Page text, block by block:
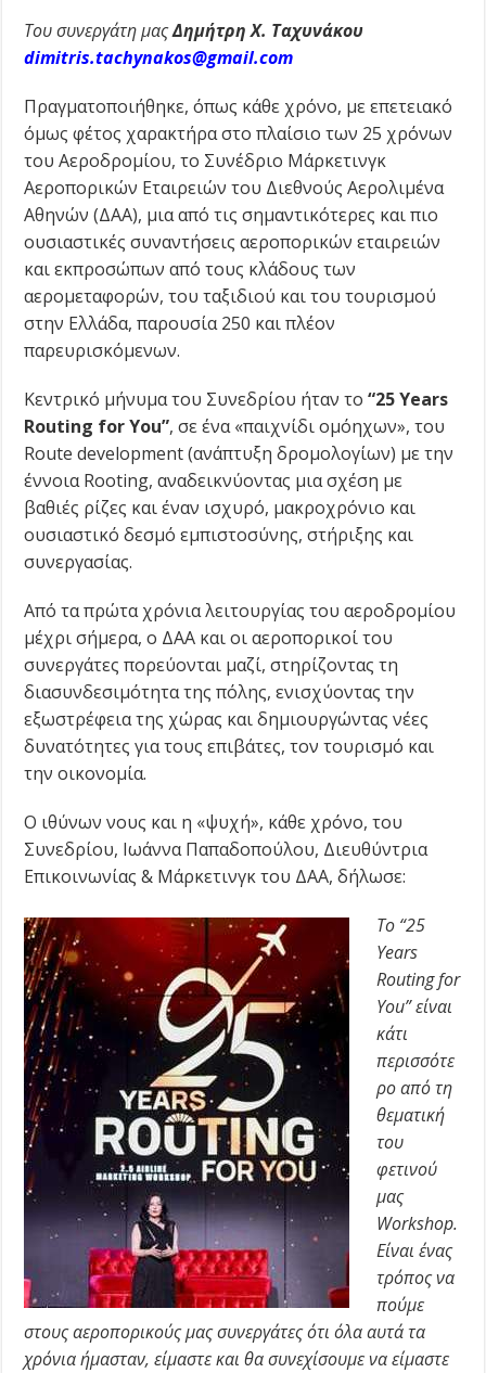
Του συνεργάτη μαςΔημήτρη Χ. Ταχυνάκου
dimitris.tachynakos@gmail.com
Πραγματοποιήθηκε, όπως κάθε χρόνο, με επετειακό
όμως φέτος χαρακτήρα στο πλαίσιο των 25 χρόνων
του Αεροδρομίου, το Συνέδριο Μάρκετινγκ
Αεροπορικών Εταιρειών του Διεθνούς Αερολιμένα
Αθηνών (ΔΑΑ), μια από τις σημαντικότερες και πιο
ουσιαστικές συναντήσεις αεροπορικών εταιρειών
και εκπροσώπων από τους κλάδους των
αερομεταφορών, του ταξιδιού και του τουρισμού
στην Ελλάδα, παρουσία 250 και πλέον
παρευρισκόμενων.
Κεντρικό μήνυμα του Συνεδρίου ήταν το“25Years
Routing forYou”, σε ένα «παιχνίδι ομόηχων», του
Route development (ανάπτυξη δρομολογίων) με την
έννοια Rooting, αναδεικνύοντας μια σχέση με
βαθιές ρίζες και έναν ισχυρό, μακροχρόνιο και
ουσιαστικό δεσμό εμπιστοσύνης, στήριξης και
συνεργασίας.
Από τα πρώτα χρόνια λειτουργίας του αεροδρομίου
μέχρι σήμερα, ο ΔΑΑ και οι αεροπορικοί του
συνεργάτες πορεύονται μαζί, στηρίζοντας τη
διασυνδεσιμότητα της πόλης, ενισχύοντας την
εξωστρέφεια της χώρας και δημιουργώντας νέες
δυνατότητες για τους επιβάτες, τον τουρισμό και
την οικονομία.
Ο ιθύνων νους και η «ψυχή», κάθε χρόνο, του
Συνεδρίου, Ιωάννα Παπαδοπούλου, Διευθύντρια
Επικοινωνίας & Μάρκετινγκ του ΔΑΑ, δήλωσε:
Το “25
Years
Routing for
You” είναι
κάτι
περισσότε
ρο από τη
θεματική
του
φετινού
μας
Workshop.
Είναι ένας
τρόπος να
πούμε
στους αεροπορικούς μας συνεργάτες ότι όλα αυτά τα
χρόνια ήμασταν, είμαστε και θα συνεχίσουμε να είμαστε